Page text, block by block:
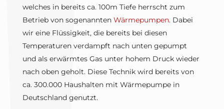
welches in bereits ca. 100m Tiefe herrscht zum
Betrieb von sogenannten Wärmepumpen. Dabei
wir eine Flüssigkeit, die bereits bei diesen
Temperaturen verdampft nach unten gepumpt
und als erwärmtes Gas unter hohem Druck wieder
nach oben geholt. Diese Technik wird bereits von
ca. 300.000 Haushalten mit Wärmepumpe in
Deutschland genutzt.